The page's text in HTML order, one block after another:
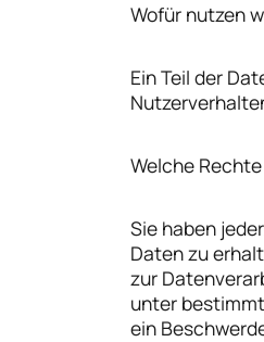
Wofür nutzen
Ein Teil der
Welche
Sie haben
Daten zu
zur
unter
ein